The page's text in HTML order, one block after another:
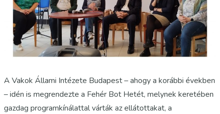
A Vakok Állami Intézete Budapest – ahogy a korábbi években
– idén is megrendezte a Fehér Bot Hetét, melynek keretében
gazdag programkínálattal várták az ellátottakat, a